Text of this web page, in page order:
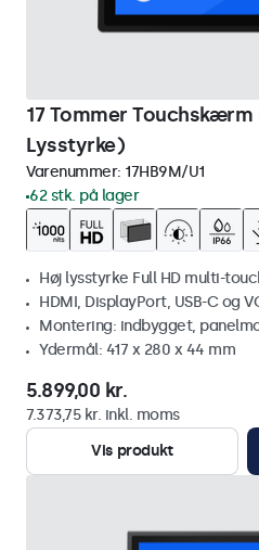
17 Tommer
Lysstyrke)
Varenummer: 17HB9M/U1
62 stk. på lager
Høj lysstyrke Full HD multi-
HDMI, DisplayPort, USB-C og
Montering: indbygget,
Ydermål: 417 x 280 x 44 mm
5.899,00 kr.
7.373,75 kr. inkl. moms
Vis produkt